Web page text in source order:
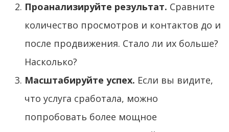
Проанализируйте результат. Сравните
количество просмотров и контактов до и
после продвижения. Стало ли их больше?
Насколько?
Масштабируйте успех. Если вы видите,
что услуга сработала, можно
попробовать более мощное